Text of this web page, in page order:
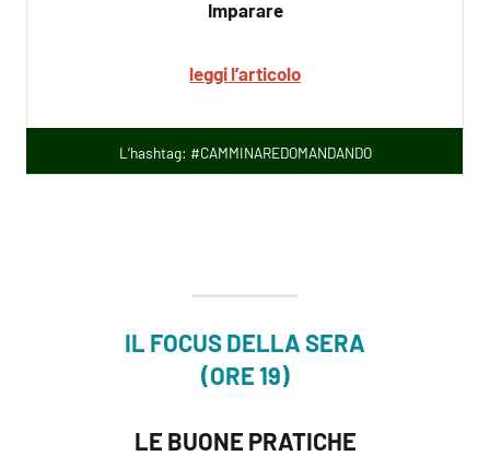
Imparare
leggi l’articolo
L’hashtag: #CAMMINAREDOMANDANDO
IL FOCUS DELLA SERA
(ORE 19)
LE BUONE PRATICHE